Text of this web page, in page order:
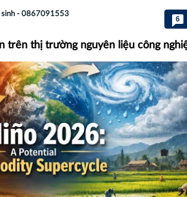
sinh - 0867091553
6
trên thị trường nguyên liệu công